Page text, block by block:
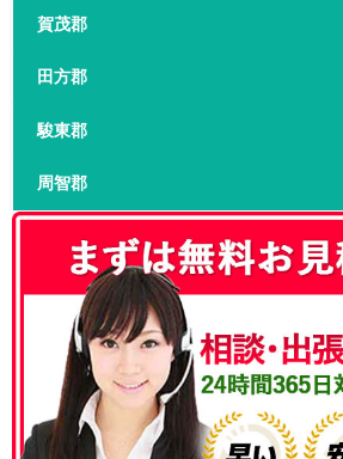
賀茂郡
田方郡
駿東郡
周智郡